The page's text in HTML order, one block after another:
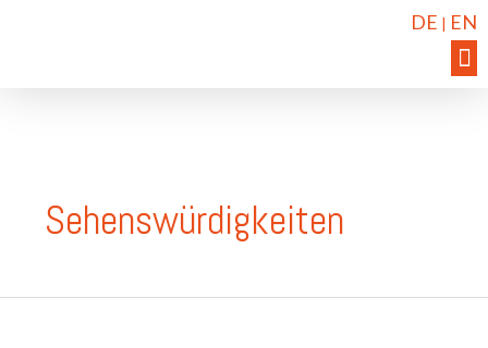
DE | EN
Sehenswürdigkeiten